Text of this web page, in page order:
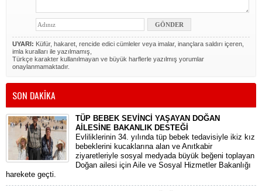
UYARI: Küfür, hakaret, rencide edici cümleler veya imalar, inançlara saldırı içeren,
imla kuralları ile yazılmamış,
Türkçe karakter kullanılmayan ve büyük harflerle yazılmış yorumlar
onaylanmamaktadır.
SON DAKİKA
TÜP BEBEK SEVİNCİ YAŞAYAN DOĞAN
AİLESİNE BAKANLIK DESTEĞİ
​Evliliklerinin 34. yılında tüp bebek tedavisiyle ikiz kız
bebeklerini kucaklarına alan ve Anıtkabir
ziyaretleriyle sosyal medyada büyük beğeni toplayan
Doğan ailesi için Aile ve Sosyal Hizmetler Bakanlığı
harekete geçti.